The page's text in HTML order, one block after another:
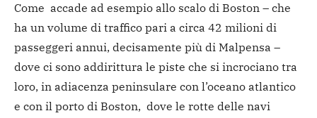
Come accade ad esempio allo scalo di Boston – che
ha un volume di traffico pari a circa 42 milioni di
passeggeri annui, decisamente più di Malpensa –
dove ci sono addirittura le piste che si incrociano tra
loro, in adiacenza peninsulare con l’oceano atlantico
e con il porto di Boston, dove le rotte delle navi